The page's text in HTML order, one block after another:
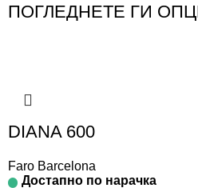
ПОГЛЕДНЕТЕ ГИ
DIANA 600
Faro Barcelona
Достапно по нарачка